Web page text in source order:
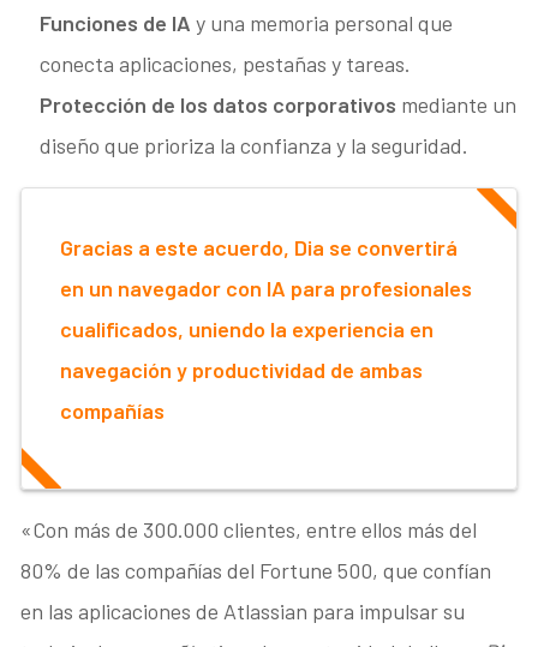
Funciones de IA y una memoria personal que
conecta aplicaciones, pestañas y tareas.
Protección de los datos corporativos mediante un
diseño que prioriza la confianza y la seguridad.
Gracias a este acuerdo, Dia se convertirá
en un navegador con IA para profesionales
cualificados, uniendo la experiencia en
navegación y productividad de ambas
compañías
«Con más de 300.000 clientes, entre ellos más del
80% de las compañías del Fortune 500, que confían
en las aplicaciones de Atlassian para impulsar su